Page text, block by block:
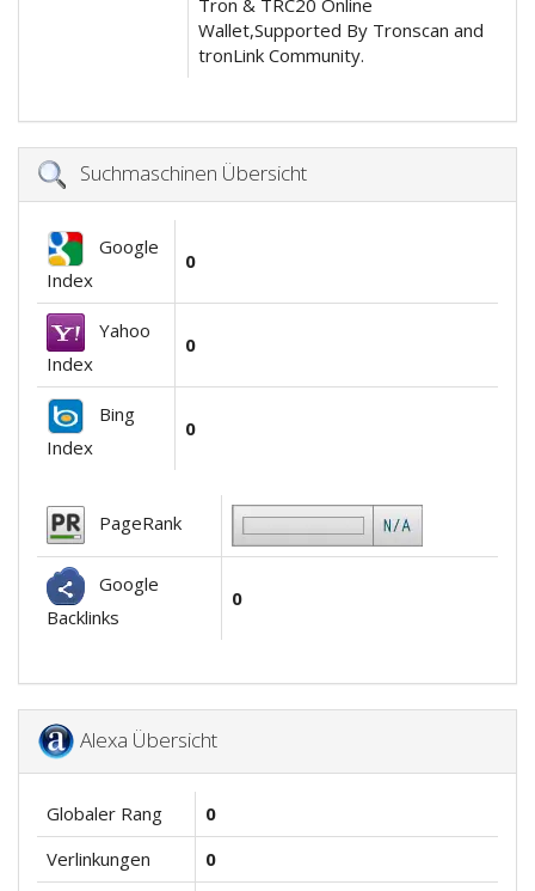
Tron & TRC20 Online
Wallet,Supported By Tronscan and
tronLink Community.
Suchmaschinen Übersicht
Google
Index
0
Yahoo
Index
0
Bing
Index
0
PageRank
Google
Backlinks
0
Alexa Übersicht
Globaler Rang
0
Verlinkungen
0